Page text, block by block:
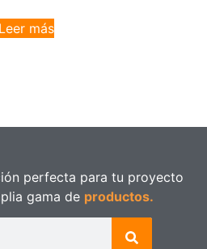
Leer más
perfecta para tu proyecto
gama de productos.